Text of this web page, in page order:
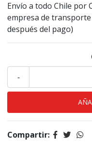
Envío a todo Chile por
empresa de
después del pago)
-
Compartir: